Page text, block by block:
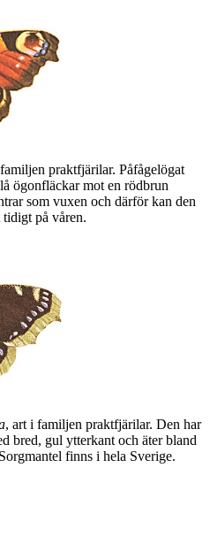
praktfjärilar. Påfågelögat
ögonfläckar mot en rödbrun
som vuxen och därför kan den
tidigt på våren.
, art i familjen praktfjärilar. Den har
bred, gul ytterkant och äter bland
finns i hela Sverige.